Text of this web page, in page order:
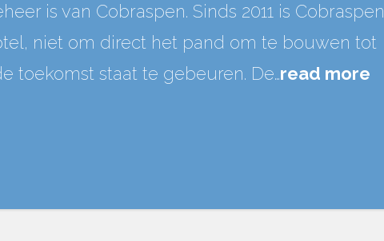
is van Cobraspen. Sinds 2011 is Cobraspen
niet om direct het pand om te bouwen tot
toekomst staat te gebeuren. De…read more